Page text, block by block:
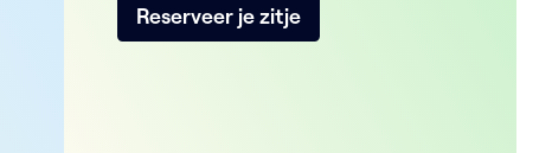
Reserveer je zitje